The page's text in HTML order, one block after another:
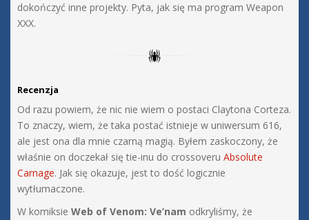
dokończyć inne projekty. Pyta, jak się ma program Weapon
XXX.
Recenzja
Od razu powiem, że nic nie wiem o postaci Claytona Corteza.
To znaczy, wiem, że taka postać istnieje w uniwersum 616,
ale jest ona dla mnie czarną magią. Byłem zaskoczony, że
właśnie on doczekał się tie-inu do crossoveru Absolute
Carnage. Jak się okazuje, jest to dość logicznie
wytłumaczone.
W komiksie Web of Venom: Ve’nam odkryliśmy, że